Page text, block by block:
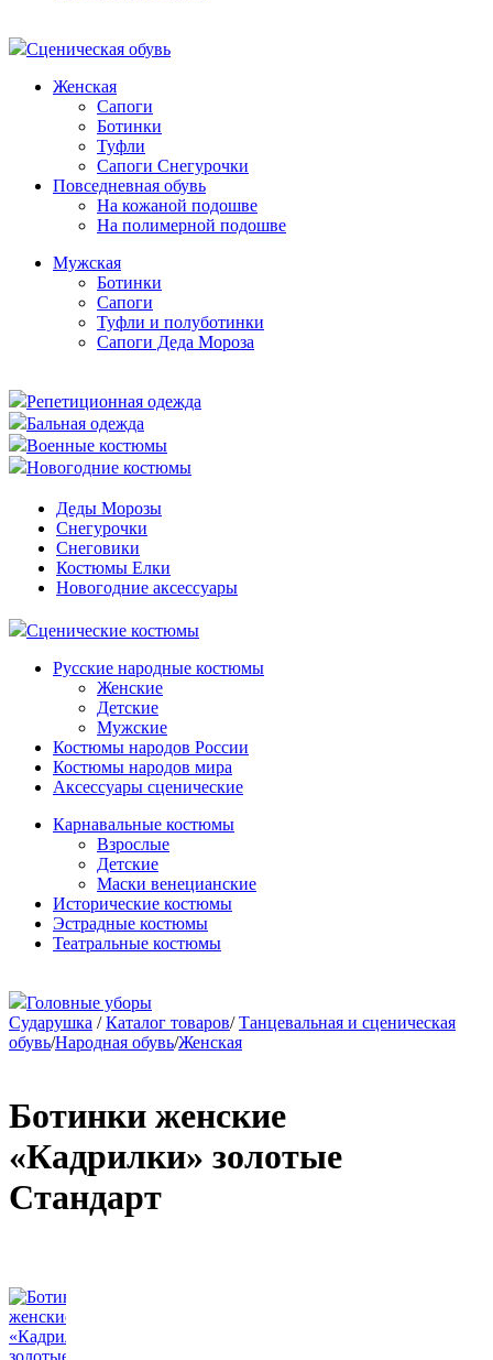
Сценическая обувь
Женская
Сапоги
Ботинки
Туфли
Сапоги Снегурочки
Повседневная обувь
На кожаной подошве
На полимерной подошве
Мужская
Ботинки
Сапоги
Туфли и полуботинки
Сапоги Деда Мороза
Репетиционная одежда
Бальная одежда
Военные костюмы
Новогодние костюмы
Деды Морозы
Снегурочки
Снеговики
Костюмы Елки
Новогодние аксессуары
Сценические костюмы
Русские народные костюмы
Женские
Детские
Мужские
Костюмы народов России
Костюмы народов мира
Аксессуары сценические
Карнавальные костюмы
Взрослые
Детские
Маски венецианские
Исторические костюмы
Эстрадные костюмы
Театральные костюмы
Головные уборы
Сударушка / Каталог товаров/ Танцевальная и сценическая
обувь/Народная обувь/Женская
Ботинки женские
«Кадрилки» золотые
Стандарт